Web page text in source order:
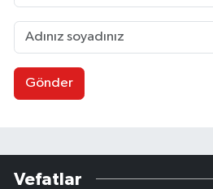
Gönder
Vefatlar